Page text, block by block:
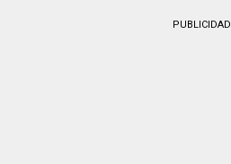
PUBLICIDAD